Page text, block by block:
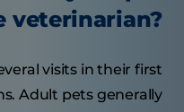
veterinarian?
visits in their first
Adult pets generally